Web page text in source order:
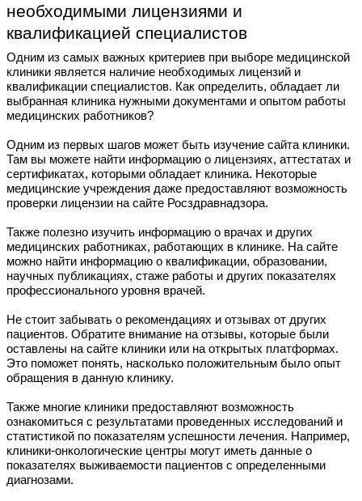
необходимыми лицензиями и
квалификацией специалистов
Одним из самых важных критериев при выборе медицинской
клиники является наличие необходимых лицензий и
квалификации специалистов. Как определить, обладает ли
выбранная клиника нужными документами и опытом работы
медицинских работников?
Одним из первых шагов может быть изучение сайта клиники.
Там вы можете найти информацию о лицензиях, аттестатах и
сертификатах, которыми обладает клиника. Некоторые
медицинские учреждения даже предоставляют возможность
проверки лицензии на сайте Росздравнадзора.
Также полезно изучить информацию о врачах и других
медицинских работниках, работающих в клинике. На сайте
можно найти информацию о квалификации, образовании,
научных публикациях, стаже работы и других показателях
профессионального уровня врачей.
Не стоит забывать о рекомендациях и отзывах от других
пациентов. Обратите внимание на отзывы, которые были
оставлены на сайте клиники или на открытых платформах.
Это поможет понять, насколько положительным было опыт
обращения в данную клинику.
Также многие клиники предоставляют возможность
ознакомиться с результатами проведенных исследований и
статистикой по показателям успешности лечения. Например,
клиники-онкологические центры могут иметь данные о
показателях выживаемости пациентов с определенными
диагнозами.